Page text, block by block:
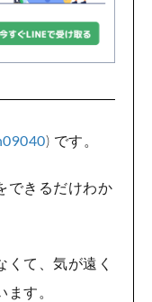
) です。
できるだけわか
くて、気が遠く
す。